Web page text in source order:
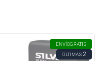
ENVÍOGRATIS
ÚLTIMAS2